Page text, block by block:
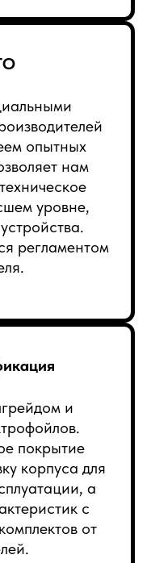
опытных
нам
уровне,
регламентом
и
покрытие
корпуса для
а
с
от